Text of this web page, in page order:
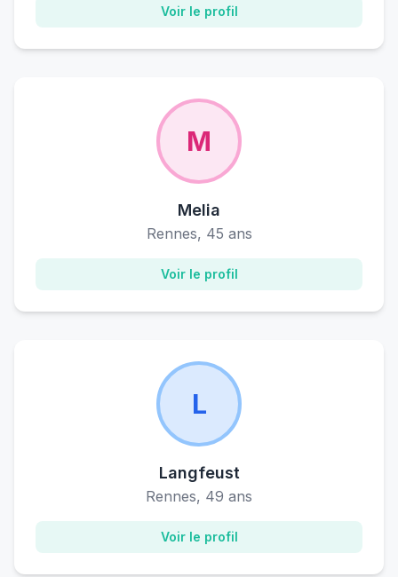
Voir le profil
M
Melia
Rennes, 45 ans
Voir le profil
L
Langfeust
Rennes, 49 ans
Voir le profil